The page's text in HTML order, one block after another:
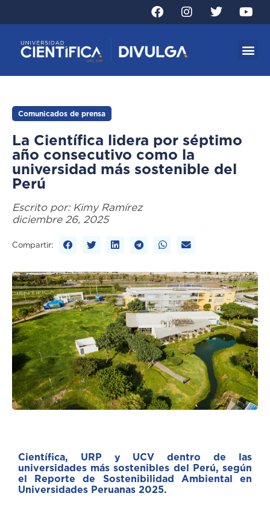
Comunicados de prensa
La Científica lidera por séptimo
año consecutivo como la
universidad más sostenible del
Perú
Escrito por: Kimy Ramírez
diciembre 26, 2025
Compartir:
Científica, URP y UCV dentro de las
universidades más sostenibles del Perú, según
el Reporte de Sostenibilidad Ambiental en
Universidades Peruanas 2025.